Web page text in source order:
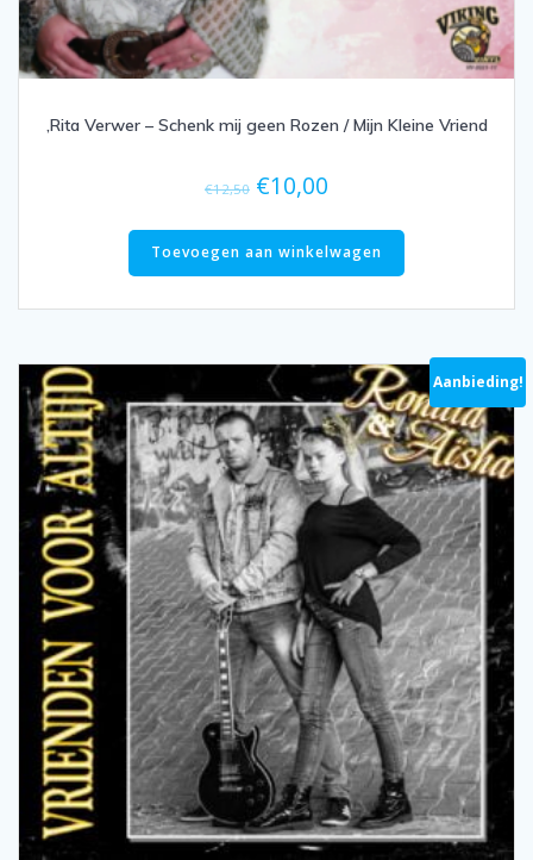
,Rita Verwer – Schenk mij geen Rozen / Mijn Kleine Vriend
€12,50 Oorspronkelijke
was:
€12,50.
€10,00
is:
€10,00.
Toevoegen aan winkelwagen
Aanbieding!